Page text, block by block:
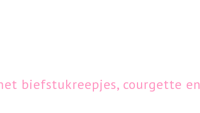
biefstukreepjes, courgette en